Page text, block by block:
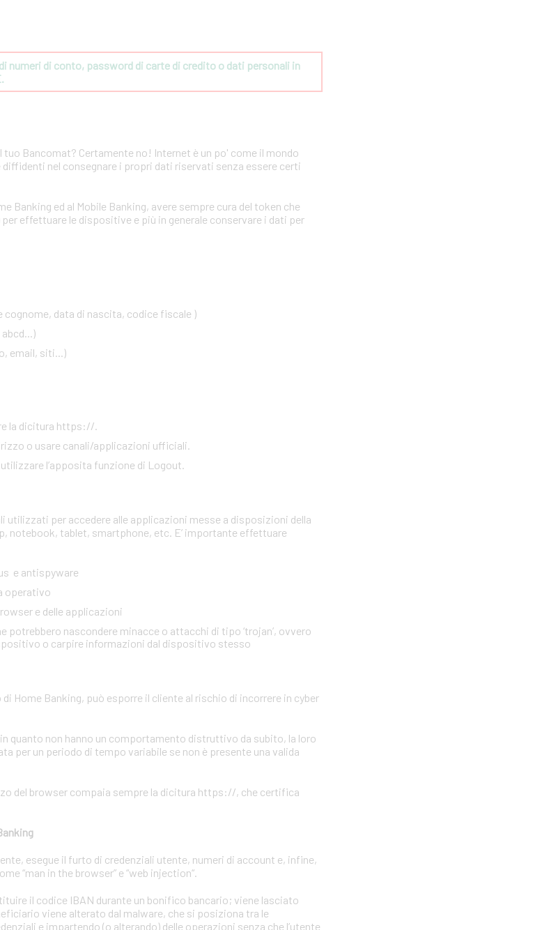
numeri di conto, password di carte di credito o dati personali in
Bancomat? Certamente no! Internet è un po' come il mondo
nel consegnare i propri dati riservati senza essere certi
Banking ed al Mobile Banking, avere sempre cura del token che
effettuare le dispositive e più in generale conservare i dati per
data di nascita, codice fiscale )
email, siti...)
la dicitura https://.
o usare canali/applicazioni ufficiali.
l’apposita funzione di Logout.
per accedere alle applicazioni messe a disposizioni della
notebook, tablet, smartphone, etc. E’ importante effettuare
e antispyware
operativo
e delle applicazioni
nascondere minacce o attacchi di tipo ‘trojan’, ovvero
o carpire informazioni dal dispositivo stesso
Home Banking, può esporre il cliente al rischio di incorrere in cyber
quanto non hanno un comportamento distruttivo da subito, la loro
per un periodo di tempo variabile se non è presente una valida
del browser compaia sempre la dicitura https://, che certifica
esegue il furto di credenziali utente, numeri di account e, infine,
“man in the browser” e “web injection“.
il codice IBAN durante un bonifico bancario; viene lasciato
viene alterato dal malware, che si posiziona tra le
e impartendo (o alterando) delle operazioni senza che l’utente